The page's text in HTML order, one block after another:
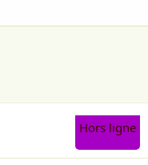
Hors ligne